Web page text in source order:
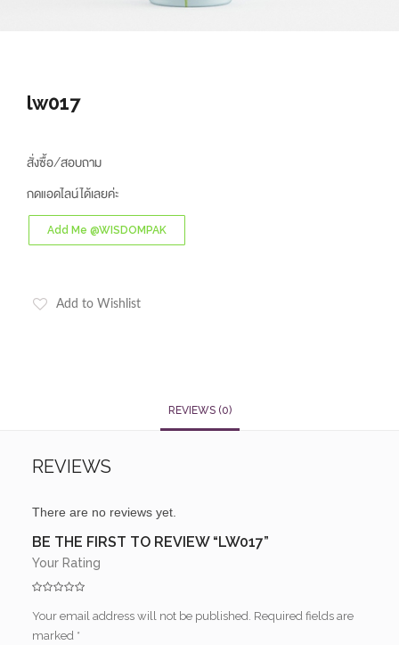
lw017
สั่งซื้อ/สอบถาม
กดแอดไลน์ได้เลยค่ะ
Add Me @WISDOMPAK
Add to Wishlist
REVIEWS (0)
REVIEWS
There are no reviews yet.
BE THE FIRST TO REVIEW “LW017”
Your email address will not be published. Required fields are
marked *
Your Rating